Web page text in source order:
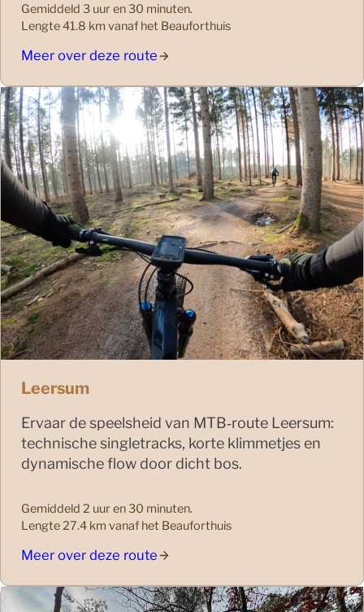
Gemiddeld 3 uur en 30 minuten.
Lengte 41.8 km vanaf het Beauforthuis
Meer over deze route
Leersum
Ervaar de speelsheid van MTB‑route Leersum:
technische singletracks, korte klimmetjes en
dynamische flow door dicht bos.
Gemiddeld 2 uur en 30 minuten.
Lengte 27.4 km vanaf het Beauforthuis
Meer over deze route